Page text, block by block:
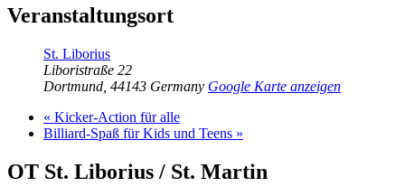
Veranstaltungsort
St. Liborius
Liboristraße 22
Dortmund 44143 Germany Google Karte anzeigen
« Kicker-Action für alle
Billiard-Spaß für Kids und Teens »
OT St. Liborius / St. Martin